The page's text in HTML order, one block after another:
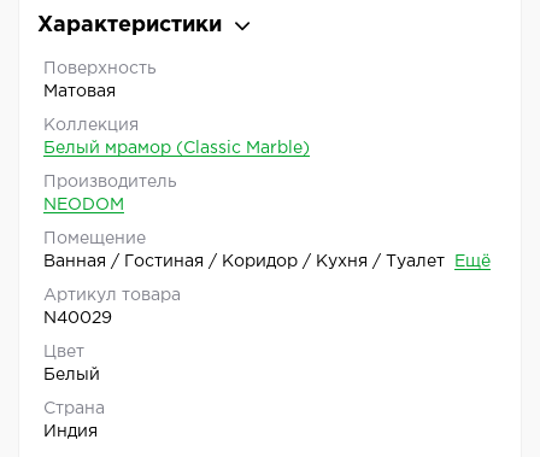
Характеристики
Поверхность
Матовая
Коллекция
Белый мрамор (Classic Marble)
Производитель
NEODOM
Помещение
Ванная / Гостиная / Коридор / Кухня / Туалет
Ещё
Артикул товара
N40029
Цвет
Белый
Страна
Индия